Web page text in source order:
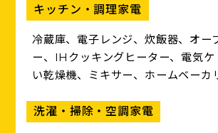
キッチン・調理家電
冷蔵庫、電子レンジ、炊飯器、オー
ー、IHクッキングヒーター、電気ケ
い乾燥機、ミキサー、ホームベーカ
洗濯・掃除・空調家電